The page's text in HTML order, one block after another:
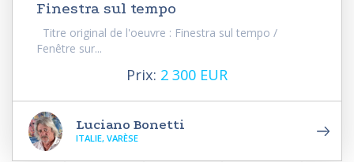
Finestra sul tempo
Titre original de l'oeuvre : Finestra sul tempo /
Fenêtre sur...
Prix: 2 300 EUR
Luciano Bonetti
ITALIE, VARÈSE